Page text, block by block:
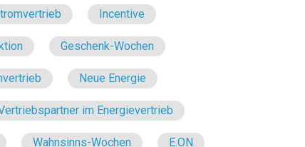
Incentive
Geschenk-Wochen
Neue Energie
im Energievertrieb
Wahnsinns-Wochen E.ON